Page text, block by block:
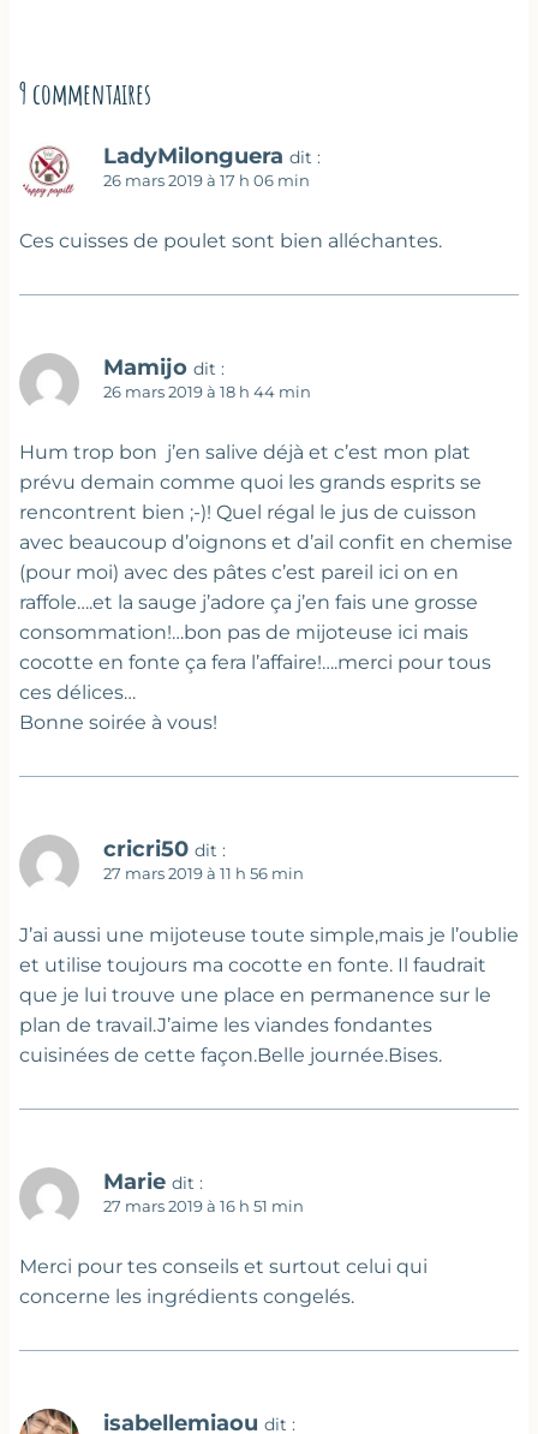
9 commentaires
LadyMilonguera dit :
26 mars 2019 à 17 h 06 min
Ces cuisses de poulet sont bien alléchantes.
Mamijo dit :
26 mars 2019 à 18 h 44 min
Hum trop bon j’en salive déjà et c’est mon plat
prévu demain comme quoi les grands esprits se
rencontrent bien ;-)! Quel régal le jus de cuisson
avec beaucoup d’oignons et d’ail confit en chemise
(pour moi) avec des pâtes c’est pareil ici on en
raffole….et la sauge j’adore ça j’en fais une grosse
consommation!…bon pas de mijoteuse ici mais
cocotte en fonte ça fera l’affaire!….merci pour tous
ces délices…
Bonne soirée à vous!
cricri50 dit :
27 mars 2019 à 11 h 56 min
J’ai aussi une mijoteuse toute simple,mais je l’oublie
et utilise toujours ma cocotte en fonte. Il faudrait
que je lui trouve une place en permanence sur le
plan de travail.J’aime les viandes fondantes
cuisinées de cette façon.Belle journée.Bises.
Marie dit :
27 mars 2019 à 16 h 51 min
Merci pour tes conseils et surtout celui qui
concerne les ingrédients congelés.
isabellemiaou dit :